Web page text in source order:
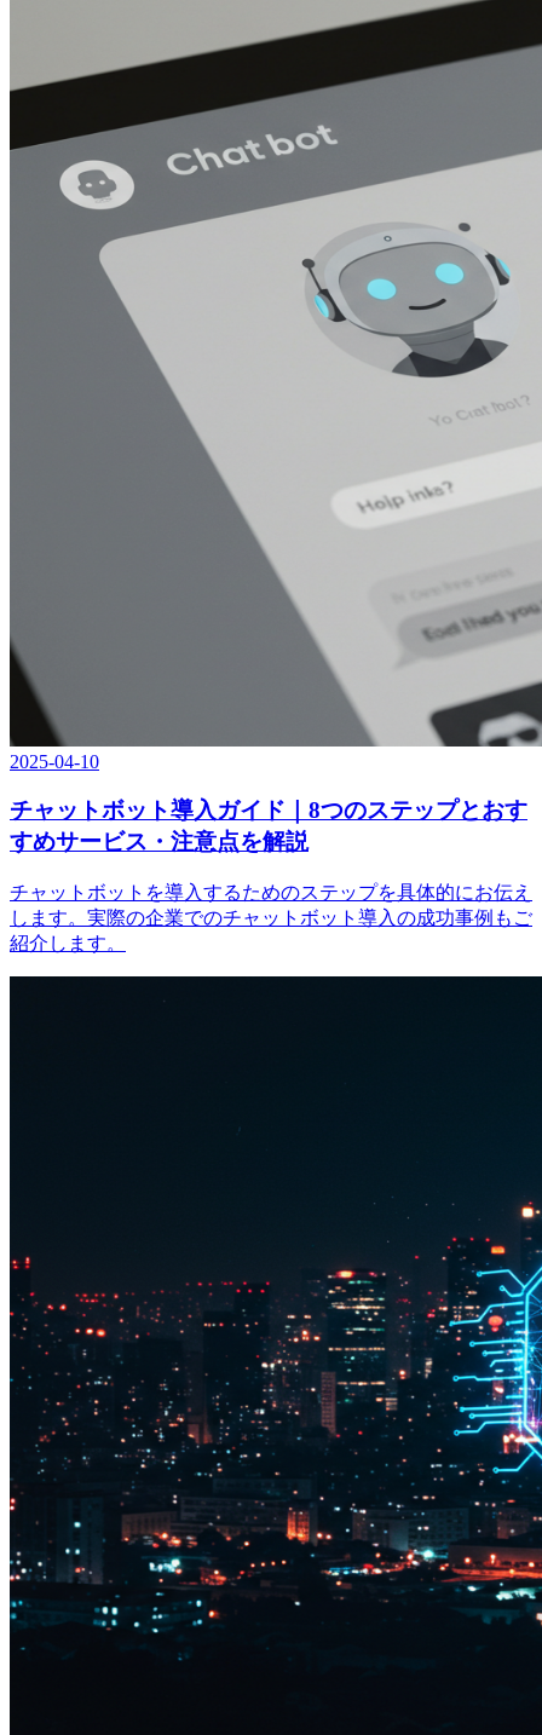
2025-04-10
チャットボット導入ガイド｜8つのステップとおす
すめサービス・注意点を解説
チャットボットを導入するためのステップを具体的にお伝え
します。実際の企業でのチャットボット導入の成功事例もご
紹介します。